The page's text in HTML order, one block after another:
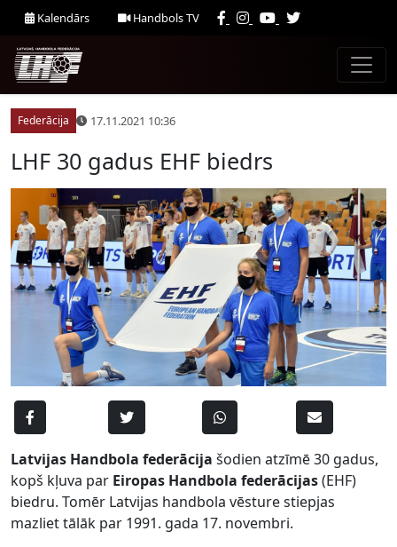
Kalendārs Handbols TV
Federācija 17.11.2021 10:36
LHF 30 gadus EHF biedrs
Latvijas Handbola federācija šodien atzīmē 30 gadus,
kopš kļuva par Eiropas Handbola federācijas(EHF)
biedru. Tomēr Latvijas handbola vēsture stiepjas
mazliet tālāk par 1991. gada 17. novembri.